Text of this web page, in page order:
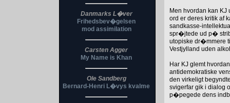
Danmarks L�ver
Frihedsbev�gelsen
mod assimilation
Carsten Agger
My Name is Khan
Ole Sandberg
Bernard-Henri L�vys kvalme
Men hvordan kan
ord er deres kritik af
sandkasse-
spr�jtede ud p�
utopiske dr�mmere
Vestjylland uden
Har KJ glemt
antidemokratiske
den virkeligt
svigerfar gik i dialog
p�pegede dens